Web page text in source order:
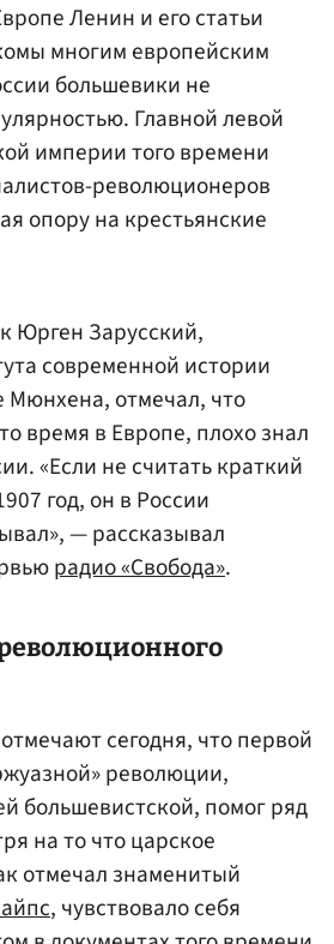
Ленин и его статьи
многим европейским
большевики не
Главной левой
империи того времени
революционеров
опору на крестьянские
Юрген Зарусский,
современной истории
Мюнхена, отмечал, что
время в Европе, плохо знал
«Если не считать краткий
год, он в России
— рассказывал
радио «Свобода».
сегодня, что первой
революции,
большевистской, помог ряд
на то что царское
отмечал знаменитый
, чувствовало себя